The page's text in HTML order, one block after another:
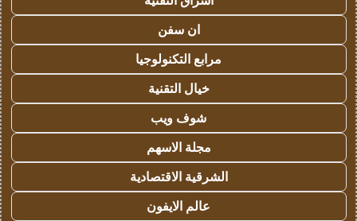
ان سفن
مرابع التكنولوجيا
خيال التقنية
شوف ويب
مجلة الاسهم
الشرقية الاقتصادية
عالم الايفون